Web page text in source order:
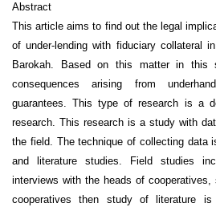
Abstract
This article aims to find out the legal
of under-lending with fiduciary collateral
Barokah. Based on this matter in this
consequences arising from
guarantees. This type of research is a
research. This research is a study with
the field. The technique of collecting data
and literature studies. Field studies
interviews with the heads of
cooperatives then study of literature